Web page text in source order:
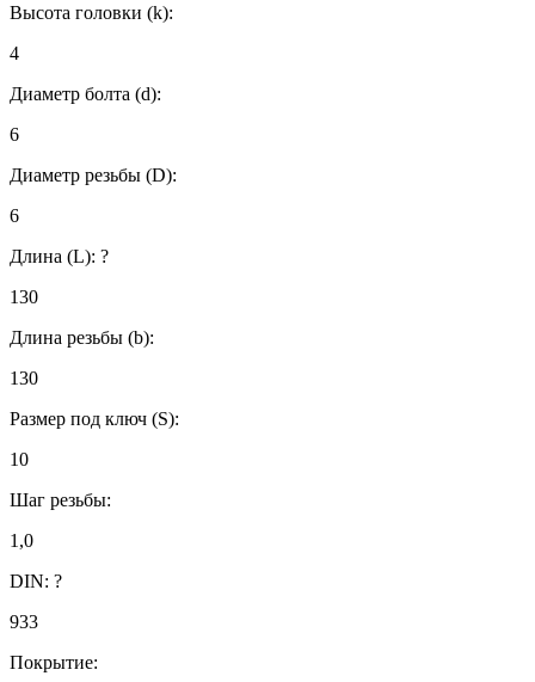
Высота головки (k):
4
Диаметр болта (d):
6
Диаметр резьбы (D):
6
Длина (L): ?
130
Длина резьбы (b):
130
Размер под ключ (S):
10
Шаг резьбы:
1,0
DIN: ?
933
Покрытие: